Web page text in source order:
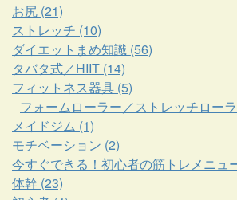
お尻 (21)
ストレッチ (10)
ダイエットまめ知識 (56)
タバタ式／HIIT (14)
フィットネス器具 (5)
フォームローラー／ストレッチロー
メイドジム (1)
モチベーション (2)
今すぐできる！初心者の筋トレメニュ
体幹 (23)